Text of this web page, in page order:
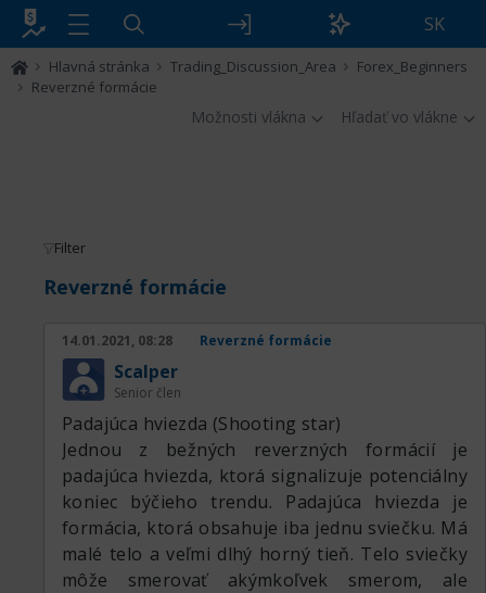
SK
Hlavná stránka Trading_Discussion_Area
Forex_Beginners
Reverzné formácie
Možnosti vlákna Hľadať vo vlákne
Filter
Reverzné formácie
14.01.2021, 08:28 Reverzné formácie
Scalper
Senior člen
Padajúca hviezda (Shooting star)
Jednou z bežných reverzných formácií je
padajúca hviezda, ktorá signalizuje potenciálny
koniec býčieho trendu. Padajúca hviezda je
formácia, ktorá obsahuje iba jednu sviečku. Má
malé telo a veľmi dlhý horný tieň. Telo sviečky
môže smerovať akýmkoľvek smerom, ale